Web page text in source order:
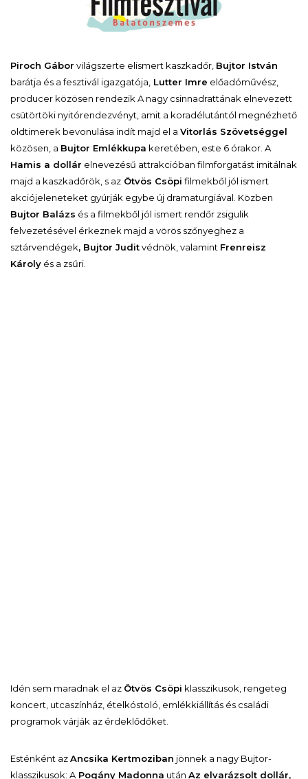
Piroch Gábor világszerte elismert kaszkadőr, Bujtor István
barátja és a fesztivál igazgatója, Lutter Imre előadóművész,
producer közösen rendezik A nagy csinnadrattának elnevezett
csütörtöki nyitórendezvényt, amit a koradélutántól megnézhető
oldtimerek bevonulása indít majd el a Vitorlás Szövetséggel
közösen, a Bujtor Emlékkupa keretében, este 6 órakor. A
Hamis a dollár elnevezésű attrakcióban filmforgatást imitálnak
majd a kaszkadőrök, s az Ötvös Csöpi filmekből jól ismert
akciójeleneteket gyúrják egybe új dramaturgiával. Közben
Bujtor Balázs és a filmekből jól ismert rendőr zsigulik
felvezetésével érkeznek majd a vörös szőnyeghez a
sztárvendégek, Bujtor Juditvédnök, valamint Frenreisz
Károly és a zsűri.
Idén sem maradnak el az Ötvös Csöpi klasszikusok, rengeteg
koncert, utcaszínház, ételkóstoló, emlékkiállítás és családi
programok várják az érdeklődőket.
Esténként azAncsika Kertmoziban jönnek a nagy Bujtor-
klasszikusok: APogány Madonna után Az elvarázsolt dollár,